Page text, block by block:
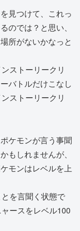
見つけて、これっ
のでは？と思い、
所がないかなっと
ストーリークリ
バトルだけこなし
ストーリークリ
ケモンが言う事聞
もしれませんが、
モンはレベルを上
を言聞く状態で
ースをレベル100